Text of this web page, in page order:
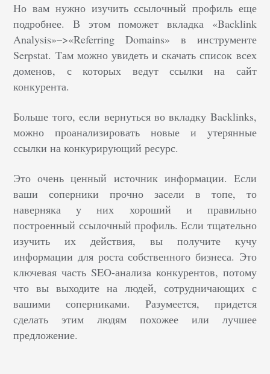
Но вам нужно изучить ссылочный профиль еще
подробнее. В этом поможет вкладка «Backlink
Analysis»–>«Referring Domains» в инструменте
Serpstat. Там можно увидеть и скачать список всех
доменов, с которых ведут ссылки на сайт
конкурента.
Больше того, если вернуться во вкладку Backlinks,
можно проанализировать новые и утерянные
ссылки на конкурирующий ресурс.
Это очень ценный источник информации. Если
ваши соперники прочно засели в топе, то
наверняка у них хороший и правильно
построенный ссылочный профиль. Если тщательно
изучить их действия, вы получите кучу
информации для роста собственного бизнеса. Это
ключевая часть SEO-анализа конкурентов, потому
что вы выходите на людей, сотрудничающих с
вашими соперниками. Разумеется, придется
сделать этим людям похожее или лучшее
предложение.